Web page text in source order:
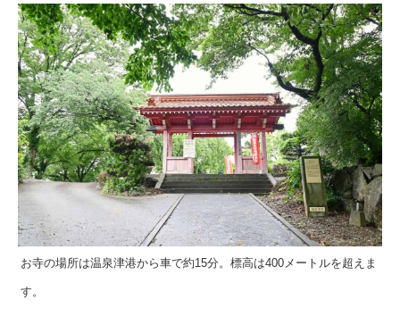
お寺の場所は温泉津港から車で約15分。標高は400メートルを超えま
す。